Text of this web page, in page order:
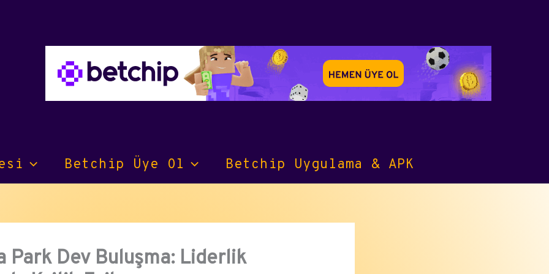
Betchip Üye Ol Betchip Uygulama & APK
Park Dev Buluşma: Liderlik